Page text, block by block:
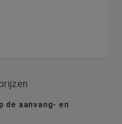
de aanvang- en